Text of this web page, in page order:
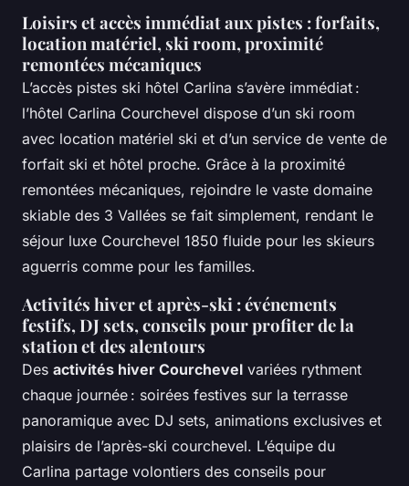
Loisirs et accès immédiat aux pistes : forfaits,
location matériel, ski room, proximité
remontées mécaniques
L’accès pistes ski hôtel Carlina s’avère immédiat :
l’hôtel Carlina Courchevel dispose d’un ski room
avec location matériel ski et d’un service de vente de
forfait ski et hôtel proche. Grâce à la proximité
remontées mécaniques, rejoindre le vaste domaine
skiable des 3 Vallées se fait simplement, rendant le
séjour luxe Courchevel 1850 fluide pour les skieurs
aguerris comme pour les familles.
Activités hiver et après-ski : événements
festifs, DJ sets, conseils pour profiter de la
station et des alentours
Des activités hiver Courchevel variées rythment
chaque journée : soirées festives sur la terrasse
panoramique avec DJ sets, animations exclusives et
plaisirs de l’après-ski courchevel. L’équipe du
Carlina partage volontiers des conseils pour